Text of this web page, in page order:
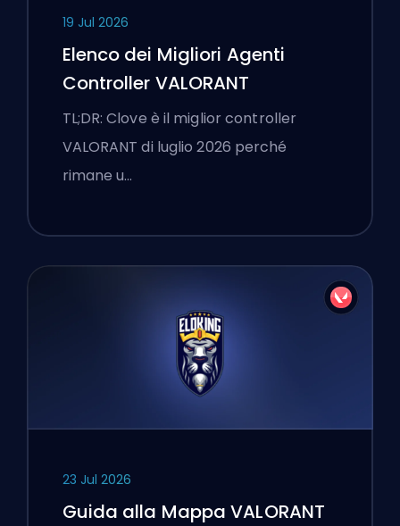
19 Jul 2026
Elenco dei Migliori Agenti
Controller VALORANT
TL;DR: Clove è il miglior controller
VALORANT di luglio 2026 perché
rimane u…
23 Jul 2026
Guida alla Mappa VALORANT